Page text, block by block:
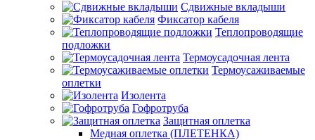
Сдвижные вкладыши
Фиксатор кабеля
Теплопроводящие
подложки
Термоусадочная лента
Термоусаживаемые
оплетки
Изолента
Гофротруба
Защитная оплетка
Медная оплетка (ПЛЕТЕНКА)